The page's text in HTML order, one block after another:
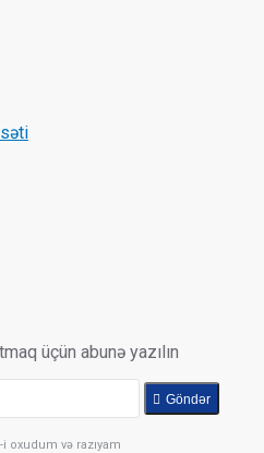
üçün abunə yazılın
Göndər
-i oxudum və razıyam